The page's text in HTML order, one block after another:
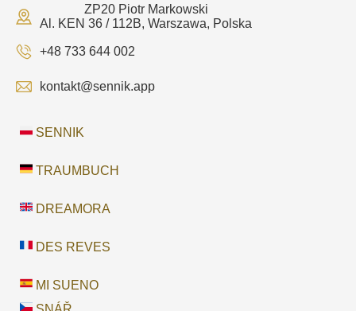
ZP20 Piotr Markowski
Al. KEN 36 / 112B, Warszawa, Polska
+48 733 644 002
kontakt@sennik.app
SENNIK
TRAUMBUCH
DREAMORA
DES REVES
MI SUENO